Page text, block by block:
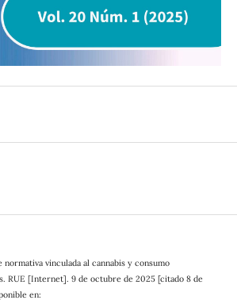
vinculada al cannabis y consumo
RUE [Internet]. 9 de octubre de 2025 [citado 8 de
en: